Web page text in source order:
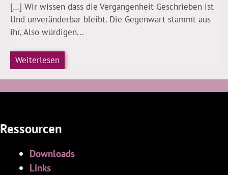
[…] Wir wissen dass die Vergangenheit Geschrieben ist
Und unveränderbar bleibt. Die Gegenwart stammt aus
ihr, Also würdigen...
Weiterlesen
Ressourcen
Downloads
Links